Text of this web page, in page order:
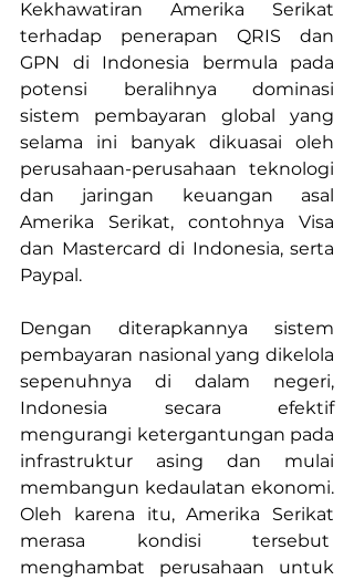
Kekhawatiran Amerika Serikat
terhadap penerapan QRIS dan
GPN di Indonesia bermula pada
potensi beralihnya dominasi
sistem pembayaran global yang
selama ini banyak dikuasai oleh
perusahaan-perusahaan teknologi
dan jaringan keuangan asal
Amerika Serikat, contohnya Visa
dan Mastercard di Indonesia, serta
Paypal.
Dengan diterapkannya sistem
pembayaran nasional yang dikelola
sepenuhnya di dalam negeri,
Indonesia secara efektif
mengurangi ketergantungan pada
infrastruktur asing dan mulai
membangun kedaulatan ekonomi.
Oleh karena itu, Amerika Serikat
merasa kondisi tersebut
menghambat perusahaan untuk